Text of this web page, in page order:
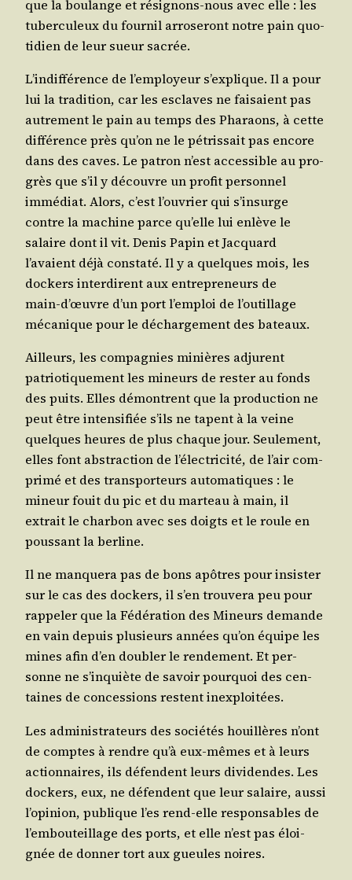
que la bou­lange et rési­gnons-nous avec elle : les
tuber­cu­leux du four­nil arro­se­ront notre pain quo­
ti­dien de leur sueur sacrée.
L’indifférence de l’employeur s’explique. Il a pour
lui la tra­di­tion, car les esclaves ne fai­saient pas
autre­ment le pain au temps des Pha­raons, à cette
dif­fé­rence près qu’on ne le pétris­sait pas encore
dans des caves. Le patron n’est acces­sible au pro­
grès que s’il y découvre un pro­fit per­son­nel
immé­diat. Alors, c’est l’ouvrier qui s’insurge
contre la machine parce qu’elle lui enlève le
salaire dont il vit. Denis Papin et Jac­quard
l’avaient déjà consta­té. Il y a quelques mois, les
dockers inter­dirent aux entre­pre­neurs de
main‑d’œuvre d’un port l’emploi de l’outillage
méca­nique pour le déchar­ge­ment des bateaux.
Ailleurs, les com­pa­gnies minières adjurent
patrio­ti­que­ment les mineurs de res­ter au fonds
des puits. Elles démontrent que la pro­duc­tion ne
peut être inten­si­fiée s’ils ne tapent à la veine
quelques heures de plus chaque jour. Seule­ment,
elles font abs­trac­tion de l’électricité, de l’air com­
pri­mé et des trans­por­teurs auto­ma­tiques : le
mineur fouit du pic et du mar­teau à main, il
extrait le char­bon avec ses doigts et le roule en
pous­sant la berline.
Il ne man­que­ra pas de bons apôtres pour insis­ter
sur le cas des dockers, il s’en trou­ve­ra peu pour
rap­pe­ler que la Fédé­ra­tion des Mineurs demande
en vain depuis plu­sieurs années qu’on équipe les
mines afin d’en dou­bler le ren­de­ment. Et per­
sonne ne s’inquiète de savoir pour­quoi des cen­
taines de conces­sions res­tent inexploitées.
Les admi­nis­tra­teurs des socié­tés houillères n’ont
de comptes à rendre qu’à eux-mêmes et à leurs
action­naires, ils défendent leurs divi­dendes. Les
dockers, eux, ne défendent que leur salaire, aus­si
l’opinion, publique l’es rend-elle res­pon­sables de
l’embouteillage des ports, et elle n’est pas éloi­
gnée de don­ner tort aux gueules noires.